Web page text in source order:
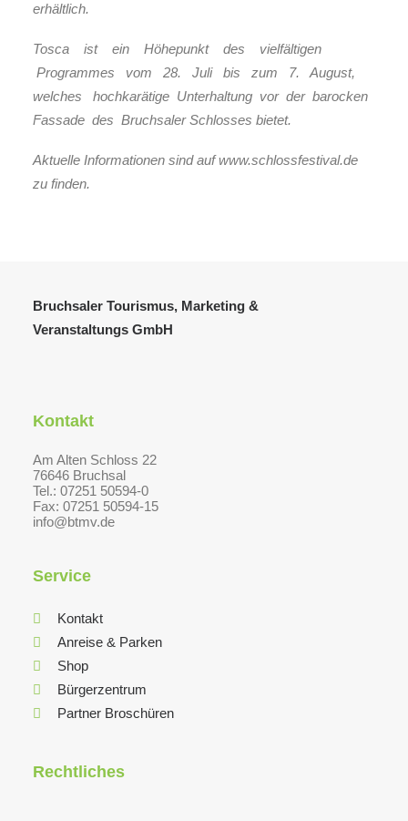
erhältlich.
Tosca ist ein Höhepunkt des vielfältigen
Programmes vom 28. Juli bis zum 7. August,
welches hochkarätige Unterhaltung vor der barocken
Fassade des Bruchsaler Schlosses bietet.
Aktuelle Informationen sind auf www.schlossfestival.de
zu finden.
Bruchsaler Tourismus, Marketing &
Veranstaltungs GmbH
Kontakt
Am Alten Schloss 22
76646 Bruchsal
Tel.: 07251 50594-0
Fax: 07251 50594-15
info@btmv.de
Service
Kontakt
Anreise & Parken
Shop
Bürgerzentrum
Partner Broschüren
Rechtliches